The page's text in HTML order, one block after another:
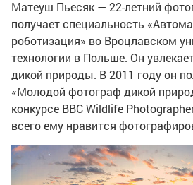
Матеуш Пьесяк — 22-летний
получает специальность
роботизация» во Вроцлавском
технологии в Польше. Он
дикой природы. В 2011 году он
«Молодой фотограф дикой
конкурсе BBC Wildlife
всего ему нравится